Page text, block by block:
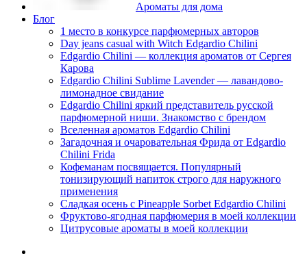
Ароматы для дома
Блог
1 место в конкурсе парфюмерных авторов
Day jeans casual with Witch Edgardio Chilini
Edgardio Chilini — коллекция ароматов от Сергея
Карова
Edgardio Chilini Sublime Lavender — лавандово-
лимонадное свидание
Edgardio Chilini яркий представитель русской
парфюмерной ниши. Знакомство с брендом
Вселенная ароматов Edgardio Chilini
Загадочная и очаровательная Фрида от Edgardio
Chilini Frida
Кофеманам посвящается. Популярный
тонизирующий напиток строго для наружного
применения
Сладкая осень с Pineapple Sorbet Edgardio Chilini
Фруктово-ягодная парфюмерия в моей коллекции
​Цитрусовые ароматы в моей коллекции